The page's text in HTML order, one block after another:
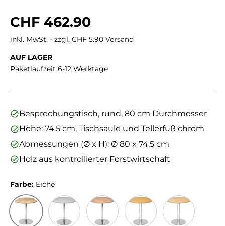
Normaler Preis
CHF 462.90
inkl. MwSt. - zzgl. CHF 5.90 Versand
AUF LAGER
Paketlaufzeit 6-12 Werktage
Besprechungstisch, rund, 80 cm Durchmesser
Höhe: 74,5 cm, Tischsäule und Tellerfuß chrom
Abmessungen (Ø x H): Ø 80 x 74,5 cm
Holz aus kontrollierter Forstwirtschaft
Farbe: Eiche